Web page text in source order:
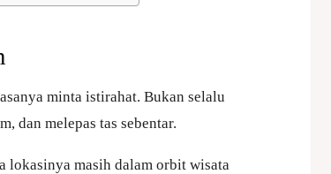
minta istirahat. Bukan selalu
dan melepas tas sebentar.
lokasinya masih dalam orbit wisata